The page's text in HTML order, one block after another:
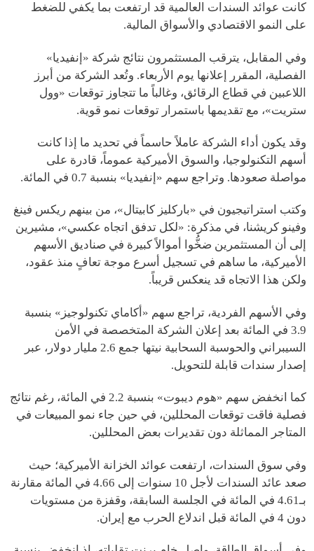
كانت عوائد السندات العالمية قد ارتفعت بما يكفي للضغط
على النمو الاقتصادي والأسواق المالية.
وفي المقابل، يترقب المستثمرون نتائج شركة «إنفيديا»
الفصلية، المقرر إعلانها يوم الأربعاء. وتُعد الشركة من أبرز
اللاعبين في قطاع الرقائق، وغالباً ما تتجاوز توقعات «وول
ستريت»، مع تقديمها باستمرار توقعات نمو قوية.
وقد يكون أداء الشركة عاملاً حاسماً في تحديد ما إذا كانت
أسهم التكنولوجيا، والسوق الأميركية عموماً، قادرة على
مواصلة صعودها. وتراجع سهم «إنفيديا» بنسبة 0.7 في المائة.
وكتب استراتيجيون في «باركليز كابيتال»، من بينهم ريكس فينغ
وفينو كريشنا، في مذكرة: «لكل تدفق اتجاه عكسي»، مشيرين
إلى أن المستثمرين ضخُّوا أموالاً كبيرة في صناديق الأسهم
الأميركية، ما ساهم في تسجيل أسرع موجة تعافٍ منذ عقود،
ولكن هذا الاتجاه قد ينعكس قريباً.
وفي الأسهم الفردية، تراجع سهم «أكاماي تكنولوجيز» بنسبة
3.9 في المائة بعد إعلان الشركة المتخصصة في الأمن
السيبراني والحوسبة السحابية نيتها جمع 2.6 مليار دولار، عبر
إصدار سندات قابلة للتحويل.
كما انخفض سهم «هوم ديبوت» بنسبة 2.2 في المائة، رغم نتائج
فصلية فاقت توقعات المحللين، في حين جاء نمو المبيعات في
المتاجر المماثلة دون تقديرات بعض المحللين.
وفي سوق السندات، ارتفعت عوائد الخزانة الأميركية؛ حيث
صعد عائد السندات لأجل 10 سنوات إلى 4.66 في المائة مقارنة
بـ4.61 في المائة في الجلسة السابقة، وقفزة من مستويات
دون 4 في المائة قبل اندلاع الحرب مع إيران.